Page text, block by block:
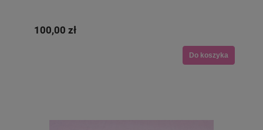
100,00 zł
Do koszyka